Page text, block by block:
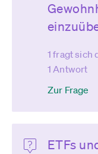
1 fragt sich
1 Antwort
Zur Frage
ETFs